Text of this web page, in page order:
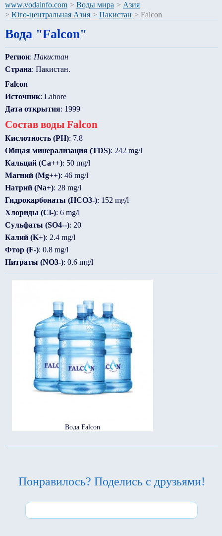
www.vodainfo.com > Воды мира > Азия
> Юго-центральная Азия > Пакистан > Falcon
Вода "Falcon"
Регион: Пакистан
Страна: Пакистан.
Falcon
Источник: Lahore
Дата открытия: 1999
Состав воды Falcon
Кислотность (PH): 7.8
Общая минерализация (TDS): 242 mg/l
Кальций (Ca++): 50 mg/l
Магний (Mg++): 46 mg/l
Натрий (Na+): 28 mg/l
Гидрокарбонаты (HCO3-): 152 mg/l
Хлориды (Cl-): 6 mg/l
Сульфаты (SO4--): 20
Калий (K+): 2.4 mg/l
Фтор (F-): 0.8 mg/l
Нитраты (NO3-): 0.6 mg/l
Вода Falcon
Понравилось? Поделись с друзьями!